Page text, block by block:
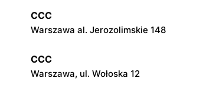
CCC
Warszawa al. Jerozolimskie 148
CCC
Warszawa, ul. Wołoska 12